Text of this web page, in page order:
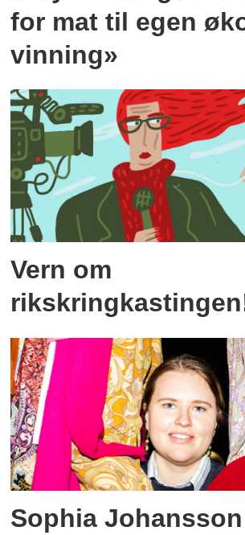
for mat til egen
vinning»
Vern om
Sophia